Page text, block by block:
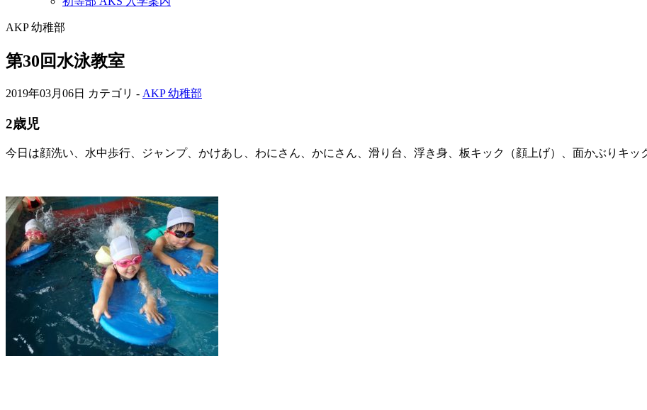
AKP 幼稚部
第30回水泳教室
2019年03月06日 カテゴリ - AKP 幼稚部
2歳児
今日は顔洗い、水中歩行、ジャンプ、かけあし、わにさん、かにさん、滑り台、浮き身、板キック（顔上げ）、面かぶりキッ